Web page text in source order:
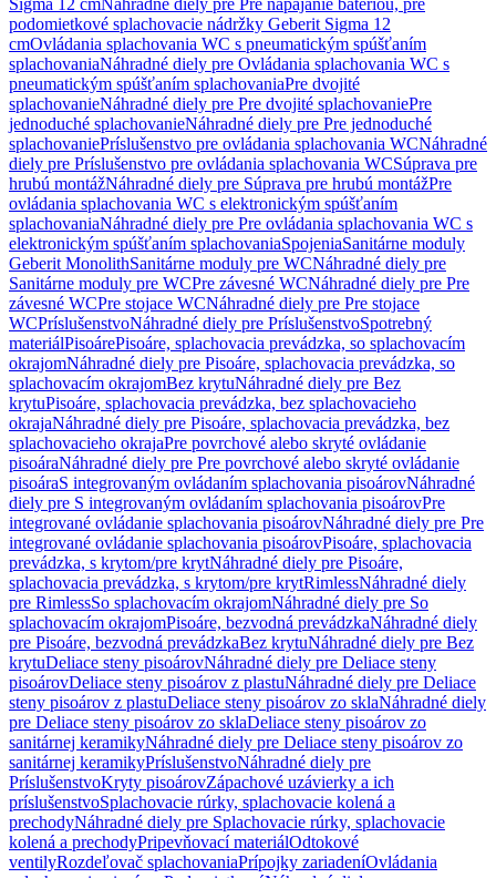
Sigma 12 cmNáhradné diely pre Pre napájanie batériou, pre
podomietkové splachovacie nádržky Geberit Sigma 12
cmOvládania splachovania WC s pneumatickým spúšťaním
splachovaniaNáhradné diely pre Ovládania splachovania WC s
pneumatickým spúšťaním splachovaniaPre dvojité
splachovanieNáhradné diely pre Pre dvojité splachovaniePre
jednoduché splachovanieNáhradné diely pre Pre jednoduché
splachovaniePríslušenstvo pre ovládania splachovania WCNáhradné
diely pre Príslušenstvo pre ovládania splachovania WCSúprava pre
hrubú montážNáhradné diely pre Súprava pre hrubú montážPre
ovládania splachovania WC s elektronickým spúšťaním
splachovaniaNáhradné diely pre Pre ovládania splachovania WC s
elektronickým spúšťaním splachovaniaSpojeniaSanitárne moduly
Geberit MonolithSanitárne moduly pre WCNáhradné diely pre
Sanitárne moduly pre WCPre závesné WCNáhradné diely pre Pre
závesné WCPre stojace WCNáhradné diely pre Pre stojace
WCPríslušenstvoNáhradné diely pre PríslušenstvoSpotrebný
materiálPisoárePisoáre, splachovacia prevádzka, so splachovacím
okrajomNáhradné diely pre Pisoáre, splachovacia prevádzka, so
splachovacím okrajomBez krytuNáhradné diely pre Bez
krytuPisoáre, splachovacia prevádzka, bez splachovacieho
okrajaNáhradné diely pre Pisoáre, splachovacia prevádzka, bez
splachovacieho okrajaPre povrchové alebo skryté ovládanie
pisoáraNáhradné diely pre Pre povrchové alebo skryté ovládanie
pisoáraS integrovaným ovládaním splachovania pisoárovNáhradné
diely pre S integrovaným ovládaním splachovania pisoárovPre
integrované ovládanie splachovania pisoárovNáhradné diely pre Pre
integrované ovládanie splachovania pisoárovPisoáre, splachovacia
prevádzka, s krytom/pre krytNáhradné diely pre Pisoáre,
splachovacia prevádzka, s krytom/pre krytRimlessNáhradné diely
pre RimlessSo splachovacím okrajomNáhradné diely pre So
splachovacím okrajomPisoáre, bezvodná prevádzkaNáhradné diely
pre Pisoáre, bezvodná prevádzkaBez krytuNáhradné diely pre Bez
krytuDeliace steny pisoárovNáhradné diely pre Deliace steny
pisoárovDeliace steny pisoárov z plastuNáhradné diely pre Deliace
steny pisoárov z plastuDeliace steny pisoárov zo sklaNáhradné diely
pre Deliace steny pisoárov zo sklaDeliace steny pisoárov zo
sanitárnej keramikyNáhradné diely pre Deliace steny pisoárov zo
sanitárnej keramikyPríslušenstvoNáhradné diely pre
PríslušenstvoKryty pisoárovZápachové uzávierky a ich
príslušenstvoSplachovacie rúrky, splachovacie kolená a
prechodyNáhradné diely pre Splachovacie rúrky, splachovacie
kolená a prechodyPripevňovací materiálOdtokové
ventilyRozdeľovač splachovaniaPrípojky zariadeníOvládania